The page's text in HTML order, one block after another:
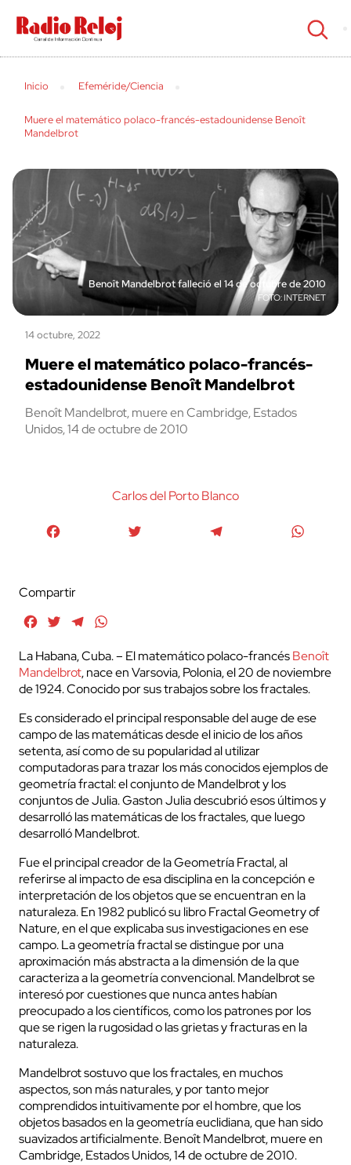
cerrar
Inicio Efeméride/Ciencia
Muere el matemático polaco-francés-estadounidense Benoît
Mandelbrot
Benoît Mandelbrot falleció el 14 de octubre de 2010
INTERNET
14 octubre, 2022
Muere el matemático polaco-francés-
estadounidense Benoît Mandelbrot
Benoît Mandelbrot, muere en Cambridge, Estados
Unidos, 14 de octubre de 2010
Carlos del Porto Blanco
Compartir
FacebookTwitterTelegram
La Habana, Cuba. – El matemático polaco-francésBenoît
Mandelbrot, nace en Varsovia, Polonia, el 20 de noviembre
de 1924. Conocido por sus trabajos sobre los fractales.
Es considerado el principal responsable del auge de ese
campo de las matemáticas desde el inicio de los años
setenta, así como de su popularidad al utilizar
computadoras para trazar los más conocidos ejemplos de
geometría fractal: el conjunto de Mandelbrot y los
conjuntos de Julia. Gaston Julia descubrió esos últimos y
desarrolló las matemáticas de los fractales, que luego
desarrolló Mandelbrot.
Fue el principal creador de la Geometría Fractal, al
referirse al impacto de esa disciplina en la concepción e
interpretación de los objetos que se encuentran en la
naturaleza. En 1982 publicó su libro Fractal Geometry of
Nature, en el que explicaba sus investigaciones en ese
campo. La geometría fractal se distingue por una
aproximación más abstracta a la dimensión de la que
caracteriza a la geometría convencional. Mandelbrot se
interesó por cuestiones que nunca antes habían
preocupado a los científicos, como los patrones por los
que se rigen la rugosidad o las grietas y fracturas en la
naturaleza.
Mandelbrot sostuvo que los fractales, en muchos
aspectos, son más naturales, y por tanto mejor
comprendidos intuitivamente por el hombre, que los
objetos basados en la geometría euclidiana, que han sido
suavizados artificialmente. Benoît Mandelbrot, muere en
Cambridge, Estados Unidos, 14 de octubre de 2010.